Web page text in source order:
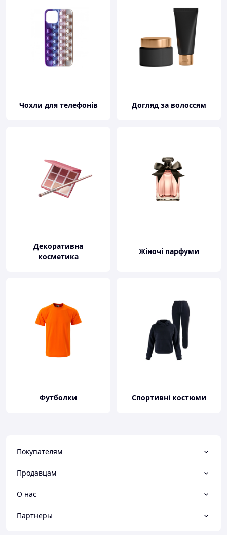
Чохли для телефонів Догляд за волоссям
Декоративна
косметика
Жіночі парфуми
Футболки Спортивні костюми
Покупателям
Продавцам
О нас
Партнеры